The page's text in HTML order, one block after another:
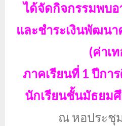
ได้จัดกิจกรรมพบอ
และชำระเงินพัฒน
(ค่าเ
ภาคเรียนที่ 1 ปีกา
นักเรียนชั้นมัธยม
ณ หอประชุ